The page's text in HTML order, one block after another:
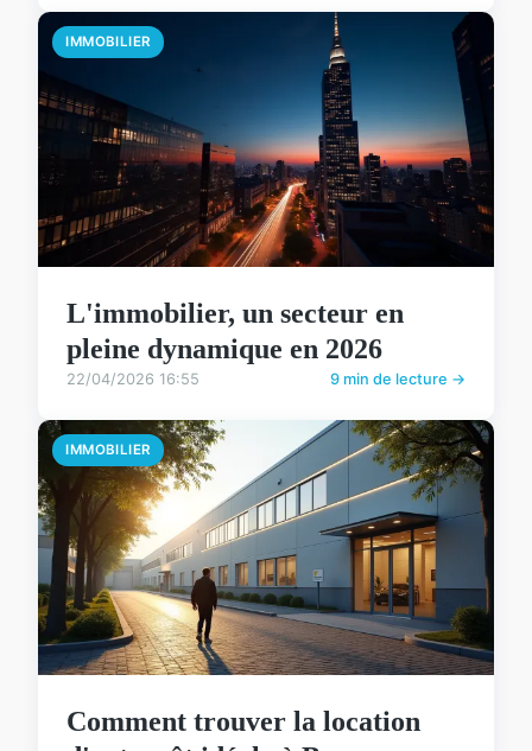
IMMOBILIER
L'immobilier, un secteur en
pleine dynamique en 2026
22/04/2026 16:55 9 min de lecture →
IMMOBILIER
Comment trouver la location